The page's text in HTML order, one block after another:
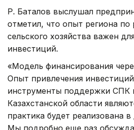
Р. Баталов выслушал
отметил, что опыт региона по
сельского хозяйства важен
инвестиций.
«Модель финансирования
Опыт привлечения
инструменты поддержки СПК
Казахстанской области
практика будет реализована в